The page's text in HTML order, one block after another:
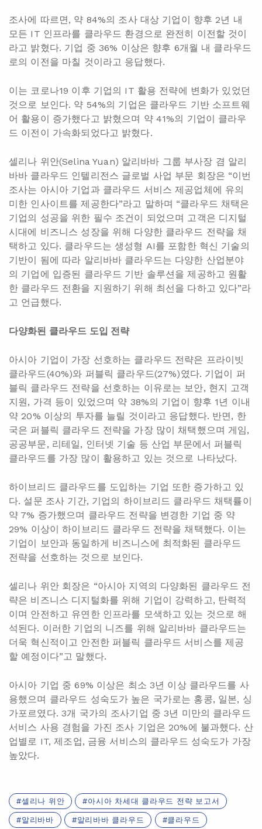
조사에 따르면, 약 84%의 조사 대상 기업이 향후 2년 내
모든 IT 인프라를 클라우드 환경으로 완전히 이전할 것이
라고 밝혔다. 기업 중 36% 이상은 향후 6개월 내 클라우드
로의 이전을 마칠 것이라고 응답했다.
이는 코로나19 이후 기업의 IT 활용 전략에 변화가 있었던
것으로 보인다. 약 54%의 기업은 클라우드 기반 소프트웨
어 활용이 증가했다고 밝혔으며 약 41%의 기업이 클라우
드 이전이 가속화되었다고 밝혔다.
셀리나 위안(Selina Yuan) 알리바바 그룹 부사장 겸 알리
바바 클라우드 인텔리전스 글로벌 사업 부문 회장은 “이번
조사는 아시아 기업과 클라우드 서비스 제공업체에 유의
미한 인사이트를 제공한다”라고 말하며 “클라우드 채택은
기업의 성공을 위한 필수 조건이 되었으며 고객은 디지털
시대에 비즈니스 성장을 위해 다양한 클라우드 전략을 채
택하고 있다. 클라우드는 생성형 AI를 포함한 혁신 기술의
기반이 됨에 따라 알리바바 클라우드는 다양한 산업분야
의 기업에 입증된 클라우드 기반 솔루션을 제공하고 원활
한 클라우드 전환을 지원하기 위해 최선을 다하고 있다”라
고 언급했다.
다양화된 클라우드 도입 전략
아시아 기업이 가장 선호하는 클라우드 전략은 프라이빗
클라우드(40%)와 퍼블릭 클라우드(27%)였다. 기업이 퍼
블릭 클라우드 전략을 선호하는 이유로는 보안, 현지 고객
지원, 가격 등이 있었으며 약 38%의 기업이 향후 1년 이내
약 20% 이상의 투자를 늘릴 것이라고 응답했다. 반면, 한
국은 퍼블릭 클라우드 전략을 가장 많이 채택했으며 게임,
공공부문, 리테일, 인터넷 기술 등 산업 부문에서 퍼블릭
클라우드를 가장 많이 활용하고 있는 것으로 나타났다.
하이브리드 클라우드를 도입하는 기업 또한 증가하고 있
다. 설문 조사 기간, 기업의 하이브리드 클라우드 채택률이
약 7% 증가했으며 클라우드 전략을 변경한 기업 중 약
29% 이상이 하이브리드 클라우드 전략을 채택했다. 이는
기업이 보안과 동일하게 비즈니스에 최적화된 클라우드
전략을 선호하는 것으로 보인다.
셀리나 위안 회장은 “아시아 지역의 다양화된 클라우드 전
략은 비즈니스 디지털화를 위해 기업이 강력하고, 탄력적
이며 안전하고 유연한 인프라를 모색하고 있는 것으로 해
석된다. 이러한 기업의 니즈를 위해 알리바바 클라우드는
더욱 혁신적이고 안전한 퍼블릭 클라우드 서비스를 제공
할 예정이다”고 말했다.
아시아 기업 중 69% 이상은 최소 3년 이상 클라우드를 사
용했으며 클라우드 성숙도가 높은 국가로는 홍콩, 일본, 싱
가포르였다. 3개 국가의 조사기업 중 3년 미만의 클라우드
서비스 사용 경험을 가진 조사 기업은 20%에 불과했다. 산
업별로 IT, 제조업, 금융 서비스의 클라우드 성숙도가 가장
높았다.
셀리나 위안 아시아 차세대 클라우드 전략 보고서
알리바바 알리바바 클라우드 클라우드